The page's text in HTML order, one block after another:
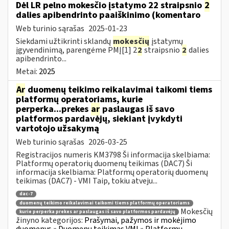
Dėl LR pelno mokesčio įstatymo 22 straipsnio 2
dalies apibendrinto paaiškinimo (komentaro
Web turinio sąrašas 2025-01-23
Siekdami užtikrinti sklandų mokesčių įstatymų
įgyvendinimą, parengėme PMĮ[1] 22straipsnio 2 dalies
apibendrinto...
Metai: 2025
Ar duomenų teikimo reikalavimai taikomi tiems
platformų operatoriams, kurie
perperka...prekes ar paslaugas iš savo
platformos pardavėjų, siekiant įvykdyti
vartotojo užsakymą
Web turinio sąrašas 2026-03-25
Registracijos numeris KM3798 Ši informacija skelbiama:
Platformų operatorių duomenų teikimas (DAC7) Ši
informacija skelbiama: Platformų operatorių duomenų
teikimas (DAC7) - VMI Taip, tokiu atveju...
dac-7
duomenų teikimo reikalavimai taikomi tiems platformų operatoriams
kurie perperka prekes ar paslaugas iš savo platformos pardavėjų
Mokesčių
žinyno kategorijos: Prašymai, pažymos ir mokėjimo